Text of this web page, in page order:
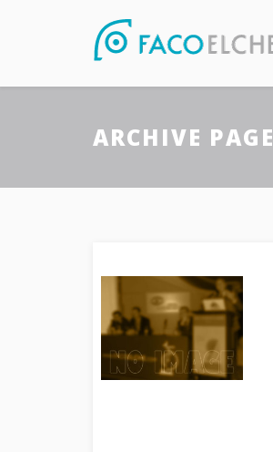
ARCHIVE PAGE